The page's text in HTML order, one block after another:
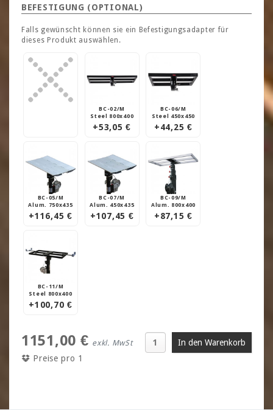
BEFESTIGUNG (OPTIONAL)
Falls gewünscht können sie ein Befestigungsadapter für
dieses Produkt auswählen.
BC-02/M
Steel 800x400
+53,05 €
BC-06/M
Steel 450x450
+44,25 €
BC-05/M
Alum. 750x435
+116,45 €
BC-07/M
Alum. 450x435
+107,45 €
BC-09/M
Alum. 800x400
+87,15 €
BC-11/M
Steel 800x400
+100,70 €
1151,00 € exkl. MwSt
Preise pro 1